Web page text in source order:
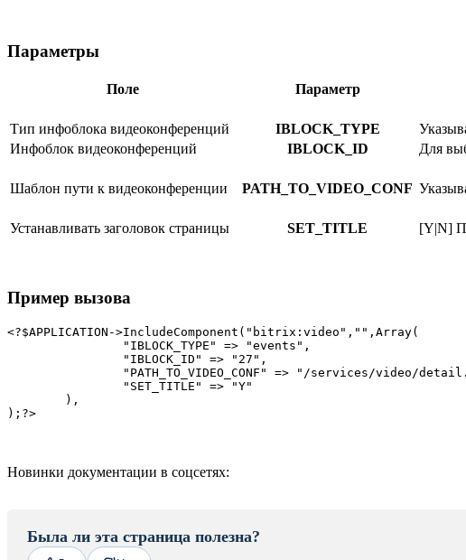
Параметры
Поле Параметр
Тип инфоблока видеоконференций
IBLOCK_TYPE
Инфоблок видеоконференций
IBLOCK_ID
Для
Шаблон пути к видеоконференции
PATH_TO_VIDEO_CONF
Устанавливать заголовок страницы
SET_TITLE [Y|N]
Пример вызова
<?$APPLICATION->IncludeComponent("bitrix:video","",Array(
Новинки документации в соцсетях:
Была ли эта страница полезна?